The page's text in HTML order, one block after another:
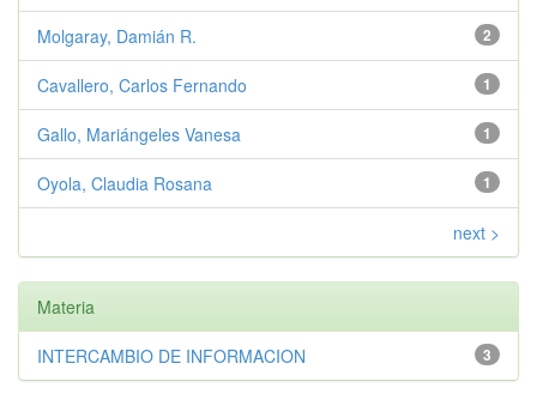
2
Molgaray, Damián R.
1
Cavallero, Carlos Fernando
1
Gallo, Mariángeles Vanesa
1
Oyola, Claudia Rosana
next >
Materia
3
INTERCAMBIO DE INFORMACION